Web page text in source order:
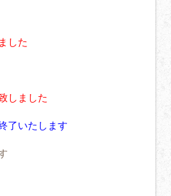
した
しました
了いたします